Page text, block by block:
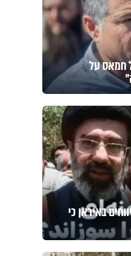
חמאס על
באיראן כי